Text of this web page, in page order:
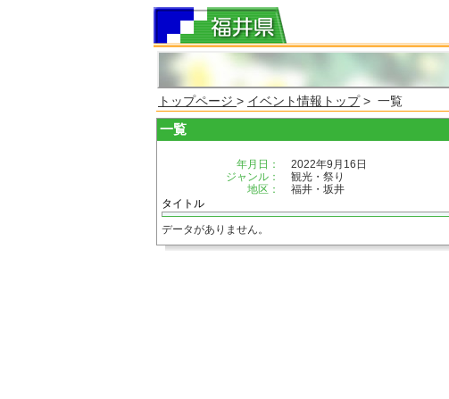
トップページ > イベント情報トップ> 一覧
一覧
年月日：
2022年9月16日
ジャンル：
観光・祭り
地区：
福井・坂井
タイトル
データがありません。